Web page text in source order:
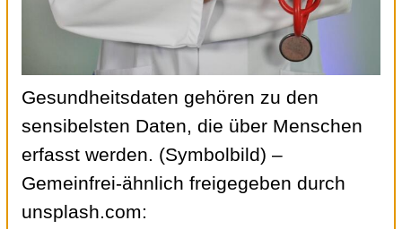
Gesundheitsdaten gehören zu den
sensibelsten Daten, die über Menschen
erfasst werden. (Symbolbild) –
Gemeinfrei-ähnlich freigegeben durch
unsplash.com: